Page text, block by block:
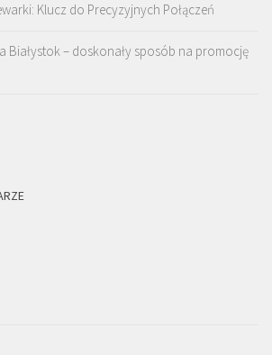
Klucz do Precyzyjnych Połączeń
Białystok – doskonały sposób na promocję